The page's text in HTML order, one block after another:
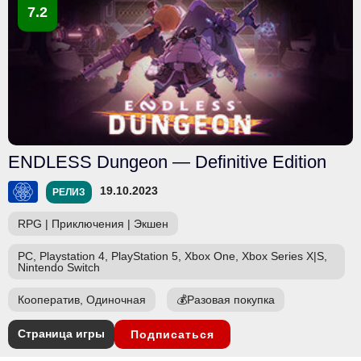
7.2
ENDLESS Dungeon — Definitive Edition
РЕЛИЗ 19.10.2023
RPG | Приключения | Экшен
PC, Playstation 4, PlayStation 5, Xbox One, Xbox Series X|S,
Nintendo Switch
Кооператив, Одиночная 💰Разовая покупка
Страница игры Подписаться